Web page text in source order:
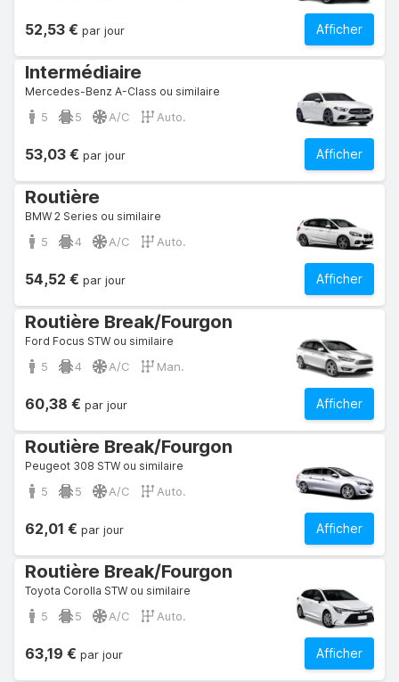
Afficher
52,53 € par jour
Intermédiaire
Mercedes-Benz A-Class ou similaire
5 5 A/C Auto.
Afficher
53,03 € par jour
Routière
BMW 2 Series ou similaire
5 4 A/C Auto.
Afficher
54,52 € par jour
Routière Break/Fourgon
Ford Focus STW ou similaire
5 4 A/C Man.
Afficher
60,38 € par jour
Routière Break/Fourgon
Peugeot 308 STW ou similaire
5 5 A/C Auto.
Afficher
62,01 € par jour
Routière Break/Fourgon
Toyota Corolla STW ou similaire
5 5 A/C Auto.
Afficher
63,19 € par jour